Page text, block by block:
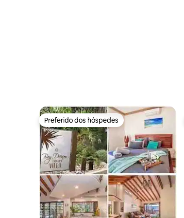
Preferido dos hóspedes
Preferido dos hóspedes